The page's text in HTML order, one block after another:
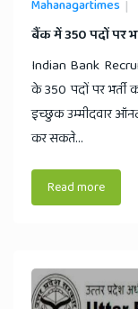
Mahanagartimes
​बैंक में 350 पदों पर
Indian Bank
के 350 पदों पर भर्ती
इच्छुक उम्मीदवार
कर सकते...
Read more